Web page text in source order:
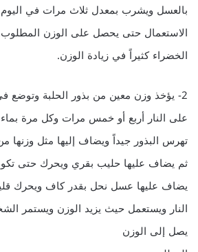
بالعسل ويشرب بمعدل ثلاث مرات في
الاستعمال حتى يحصل على الوزن
الخضراء كثيراً في زيادة الوزن.
2- يؤخذ وزن معين من بذور الحلبة وتوضع
على النار أربع أو خمس مرات وكل مرة
تهرس البذور جيداً ويضاف إليها مثل وزنها
ثم يضاف عليها حليب بقري ويحرك حتى
يضاف عليها عسل نحل بقدر كاف ويحرك
النار ويستعمل حيث يزيد الوزن ويستمر
يصل إلى الوزن